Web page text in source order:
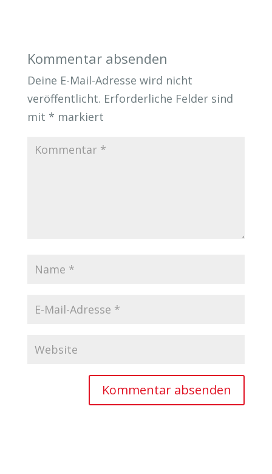
Kommentar absenden
Deine E-Mail-Adresse wird nicht
veröffentlicht. Erforderliche Felder sind
mit * markiert